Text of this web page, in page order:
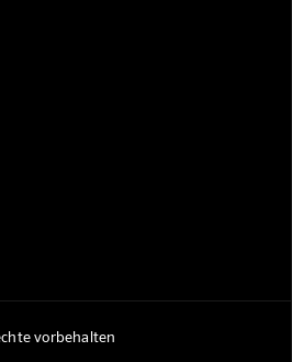
vorbehalten